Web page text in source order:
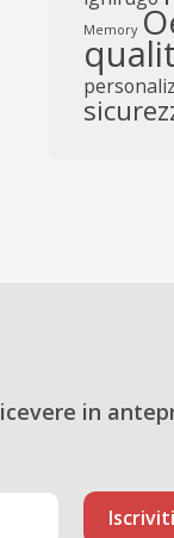
Memory
in